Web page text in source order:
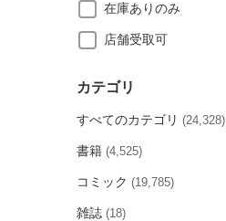
在庫ありのみ
店舗受取可
カテゴリ
すべてのカテゴリ (24,328)
書籍 (4,525)
コミック (19,785)
雑誌 (18)